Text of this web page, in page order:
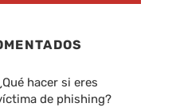
hacer si eres
de phishing?